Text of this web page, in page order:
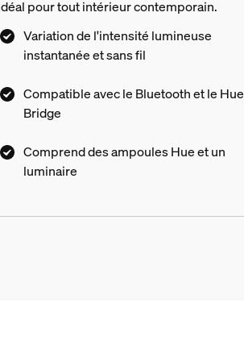
pour tout intérieur contemporain.
Variation de l'intensité lumineuse
instantanée et sans fil
Compatible avec le Bluetooth et le Hue
Bridge
Comprend des ampoules Hue et un
luminaire